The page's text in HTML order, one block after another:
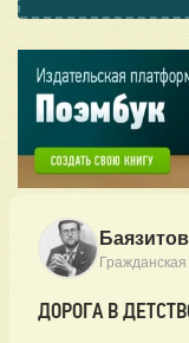
ДОРОГА В